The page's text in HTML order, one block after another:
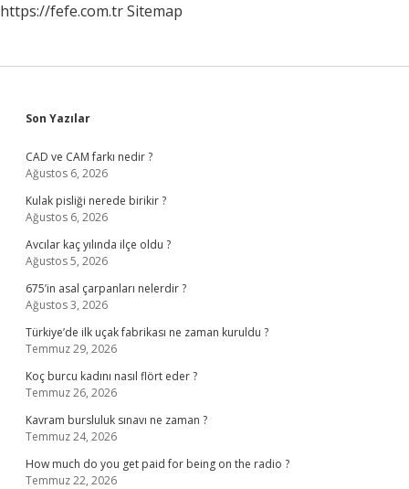
https://fefe.com.trSitemap
Sidebar
Son Yazılar
CAD ve CAM farkı nedir ?
Ağustos 6, 2026
Kulak pisliği nerede birikir ?
Ağustos 6, 2026
Avcılar kaç yılında ilçe oldu ?
Ağustos 5, 2026
675’in asal çarpanları nelerdir ?
Ağustos 3, 2026
Türkiye’de ilk uçak fabrikası ne zaman kuruldu ?
Temmuz 29, 2026
Koç burcu kadını nasıl flört eder ?
Temmuz 26, 2026
Kavram bursluluk sınavı ne zaman ?
Temmuz 24, 2026
How much do you get paid for being on the radio ?
Temmuz 22, 2026